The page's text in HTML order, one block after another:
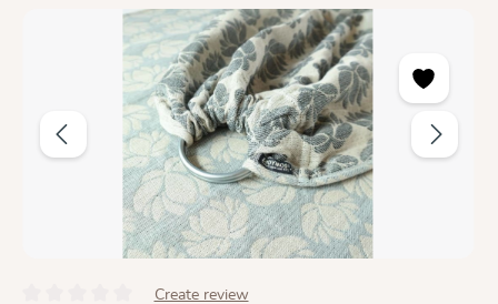
Salta la galleria di immagini
Create review